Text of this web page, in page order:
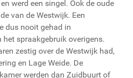
werd een singel. Ook de oude
van de Westwijk. Een
dus nooit gehad in
het spraakgebruik overigens.
zestig over de Westwijk had,
en Lage Weide. De
werden dan Zuidbuurt of